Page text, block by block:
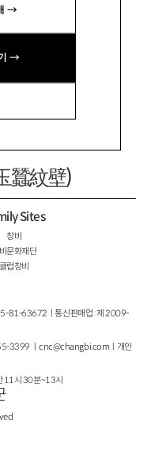
→
→
께 보낸 메일』 등이
蠶紋壁)
Sites
창비
문화재단
클럽창비
81-63672ㅣ통신판매업 : 제 2009-
3399 ㅣcnc@changbi.com ㅣ개인
11시 30분~13시